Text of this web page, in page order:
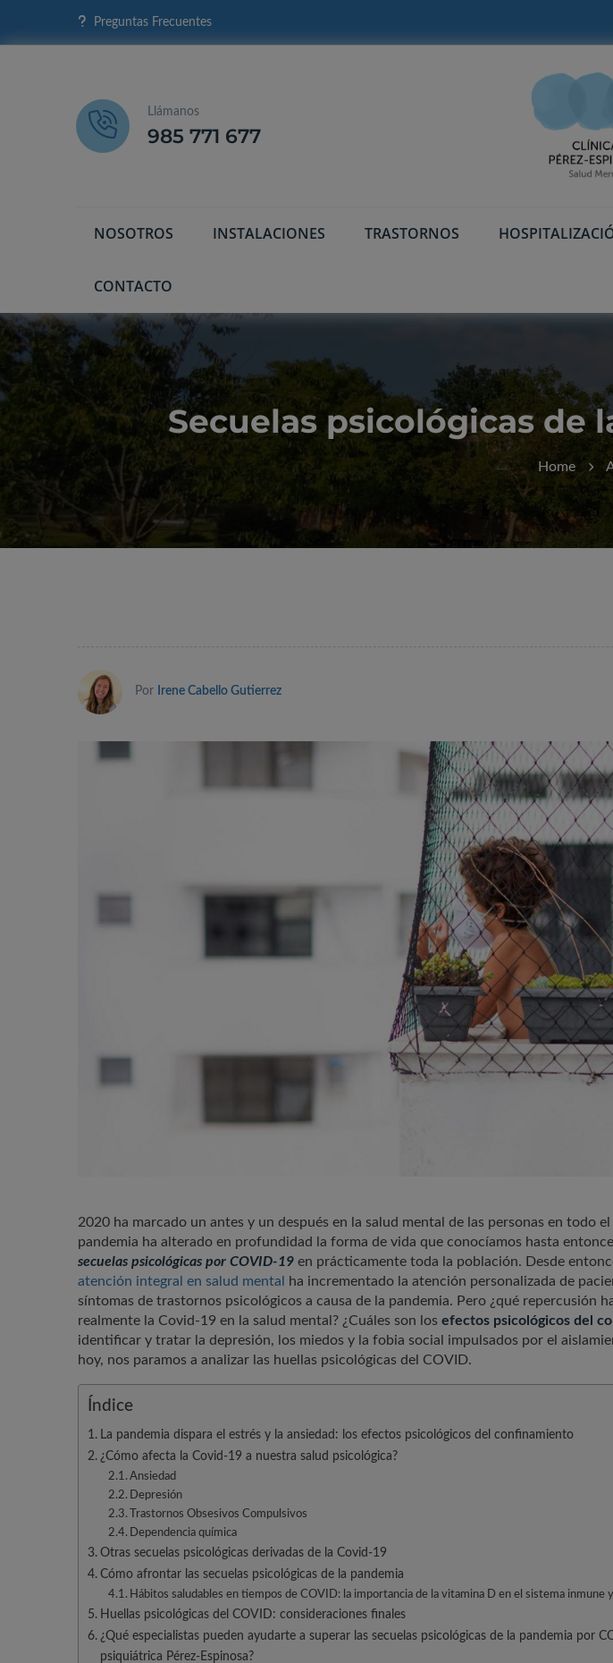
Preguntas Frecuentes
Llámanos
985 771 677
NOSOTROS INSTALACIONES TRASTORNOS
CONTACTO
Secuelas psicológicas de
Home
Por Irene Cabello Gutierrez
2020 ha marcado un antes y un después en la salud mental de las personas en todo
pandemia ha alterado en profundidad la forma de vida que conocíamos hasta
secuelas psicológicas por COVID-19 en prácticamente toda la población. Desde
atención integral en salud mental
ha incrementado la atención personalizada de
síntomas de trastornos psicológicos a causa de la pandemia. Pero ¿qué repercusión
realmente la Covid-19 en la salud mental? ¿Cuáles son los efectos psicológicos del
identificar y tratar la depresión, los miedos y la fobia social impulsados por el
hoy, nos paramos a analizar las huellas psicológicas del COVID.
Índice
La pandemia dispara el estrés y la ansiedad: los efectos psicológicos del confinamiento
¿Cómo afecta la Covid-19 a nuestra salud psicológica?
Ansiedad
Depresión
Trastornos Obsesivos Compulsivos
Dependencia química
Otras secuelas psicológicas derivadas de la Covid-19
Cómo afrontar las secuelas psicológicas de la pandemia
Hábitos saludables en tiempos de COVID: la importancia de la vitamina D en el sistema inmune
Huellas psicológicas del COVID: consideraciones finales
¿Qué especialistas pueden ayudarte a superar las secuelas psicológicas de la pandemia por
psiquiátrica Pérez-Espinosa?